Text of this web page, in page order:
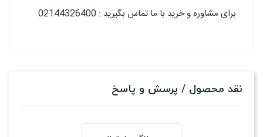
برای مشاوره و خرید با ما تماس بگیرید : 02144326400
نقد محصول / پرسش و پاسخ